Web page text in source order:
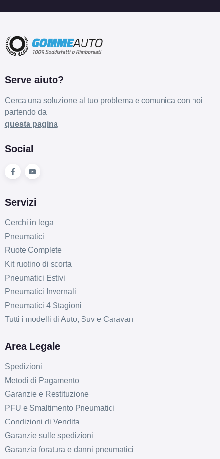
Serve aiuto?
Cerca una soluzione al tuo problema e comunica con noi
partendo da
questa pagina
Social
Servizi
Cerchi in lega
Pneumatici
Ruote Complete
Kit ruotino di scorta
Pneumatici Estivi
Pneumatici Invernali
Pneumatici 4 Stagioni
Tutti i modelli di Auto, Suv e Caravan
Area Legale
Spedizioni
Metodi di Pagamento
Garanzie e Restituzione
PFU e Smaltimento Pneumatici
Condizioni di Vendita
Garanzie sulle spedizioni
Garanzia foratura e danni pneumatici